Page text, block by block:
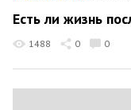
Есть ли жизнь
1488 0 0